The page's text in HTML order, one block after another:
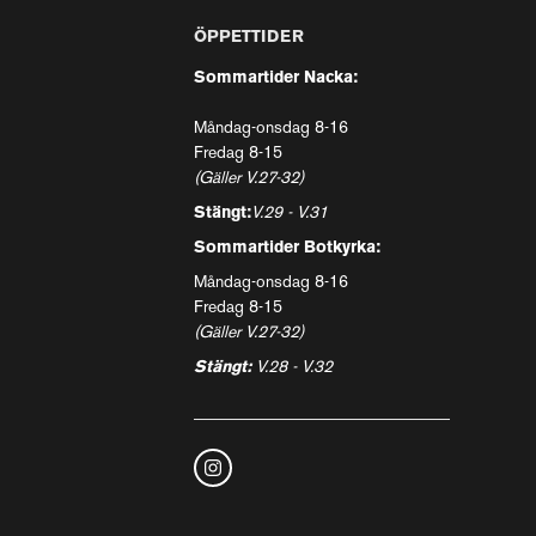
ÖPPETTIDER
Sommartider Nacka:
Måndag-onsdag 8-16
Fredag 8-15
(Gäller V.27-32)
Stängt:V.29 - V.31
Sommartider Botkyrka:
Måndag-onsdag 8-16
Fredag 8-15
(Gäller V.27-32)
Stängt: V.28 - V.32